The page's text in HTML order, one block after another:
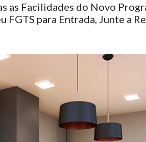
as Facilidades do Novo
FGTS para Entrada, Junte a